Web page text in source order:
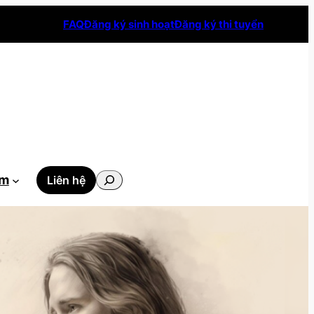
FAQĐăng ký sinh hoạtĐăng ký thi tuyển
Liên hệ
Tìm
kiếm